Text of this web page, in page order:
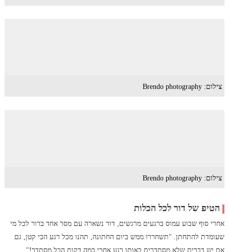
צילום: Brendo photography
צילום: Brendo photography
הטיפ של דור לכל הכלות
אחרי סוף שבוע עמוס ברגעים מרגשים, דור נשארה עם מסר אחד ברור לכל מי
שעומדת להתחתן. "תשחררו ממש ביום החתונה, תהנו מכל רגע הכי קטן, גם
אם יש דברים שלא מסתדרים באותו רגע אחרי כמה דקות הכל מסתדר!"